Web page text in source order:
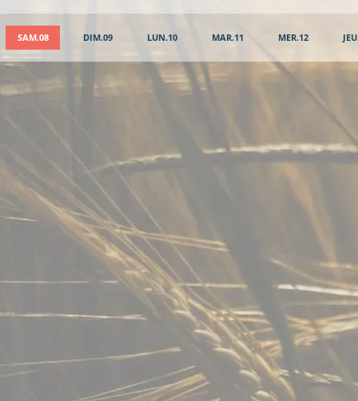
SAM.08 DIM.09 LUN.10 MAR.11 MER.12